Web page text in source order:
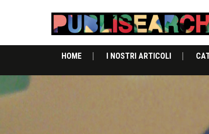
HOME I NOSTRI ARTICOLI